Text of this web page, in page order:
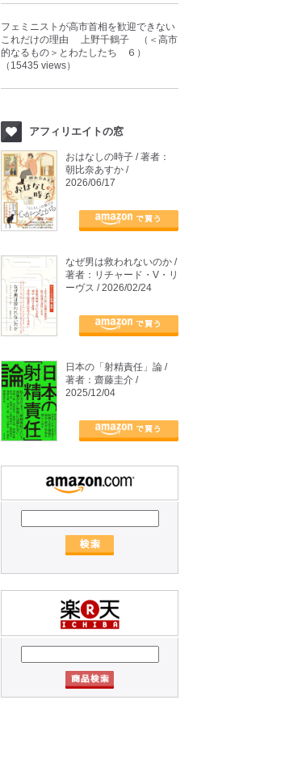
フェミニストが高市首相を歓迎できない
これだけの理由 上野千鶴子 （＜高市
的なるもの＞とわたしたち ６）
（15435 views）
アフィリエイトの窓
おはなしの時子 / 著者：
朝比奈あすか /
2026/06/17
なぜ男は救われないのか /
著者：リチャード・V・リ
ーヴス / 2026/02/24
日本の「射精責任」論 /
著者：齋藤圭介 /
2025/12/04